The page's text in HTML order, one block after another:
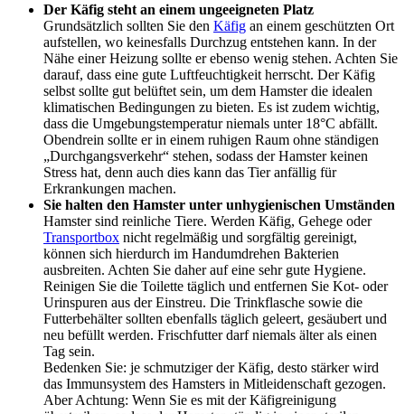
Der Käfig steht an einem ungeeigneten Platz
Grundsätzlich sollten Sie den Käfig an einem geschützten Ort
aufstellen, wo keinesfalls Durchzug entstehen kann. In der
Nähe einer Heizung sollte er ebenso wenig stehen. Achten Sie
darauf, dass eine gute Luftfeuchtigkeit herrscht. Der Käfig
selbst sollte gut belüftet sein, um dem Hamster die idealen
klimatischen Bedingungen zu bieten. Es ist zudem wichtig,
dass die Umgebungstemperatur niemals unter 18°C abfällt.
Obendrein sollte er in einem ruhigen Raum ohne ständigen
„Durchgangsverkehr“ stehen, sodass der Hamster keinen
Stress hat, denn auch dies kann das Tier anfällig für
Erkrankungen machen.
Sie halten den Hamster unter unhygienischen Umständen
Hamster sind reinliche Tiere. Werden Käfig, Gehege oder
Transportbox nicht regelmäßig und sorgfältig gereinigt,
können sich hierdurch im Handumdrehen Bakterien
ausbreiten. Achten Sie daher auf eine sehr gute Hygiene.
Reinigen Sie die Toilette täglich und entfernen Sie Kot- oder
Urinspuren aus der Einstreu. Die Trinkflasche sowie die
Futterbehälter sollten ebenfalls täglich geleert, gesäubert und
neu befüllt werden. Frischfutter darf niemals älter als einen
Tag sein.
Bedenken Sie: je schmutziger der Käfig, desto stärker wird
das Immunsystem des Hamsters in Mitleidenschaft gezogen.
Aber Achtung: Wenn Sie es mit der Käfigreinigung